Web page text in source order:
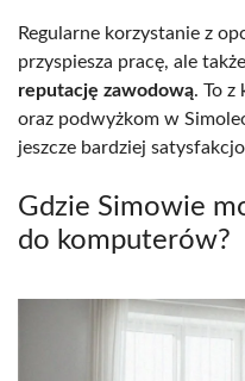
Regularne korzystanie z
przyspiesza pracę, ale
reputację zawodową. To z
oraz podwyżkom w
jeszcze bardziej
Gdzie Simowie
do komputerów?